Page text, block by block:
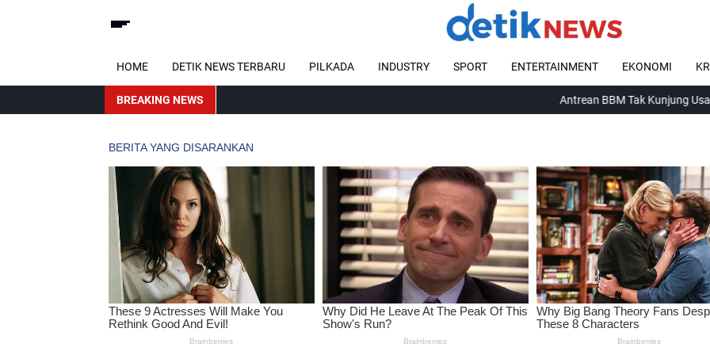
HOME DETIK NEWS TERBARU PILKADA INDUSTRY SPORT ENTERTAINMENT EKONOMI
BREAKING NEWS Antrean BBM Tak Kunjung Usai, Satgas